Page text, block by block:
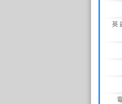
英
電